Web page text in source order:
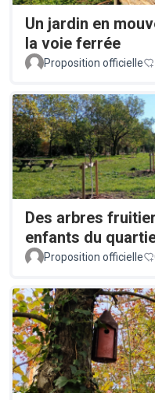
Un jardin en
la voie ferrée
Proposition officielle
Des arbres
enfants du
Proposition officielle